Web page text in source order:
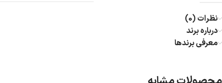
نظرات (0)
درباره برند
معرفی برند‌ها